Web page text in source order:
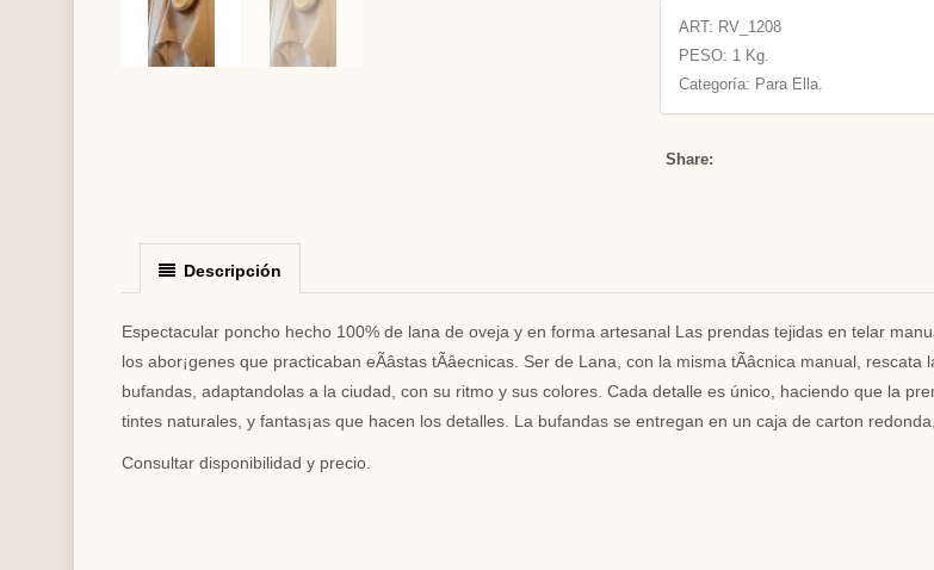
ART: RV_1208
PESO: 1 Kg.
Categoría: Para Ella.
Share:
Descripción
Espectacular poncho hecho 100% de lana de oveja y en forma artesanal Las prendas tejidas en telar
los abor¡genes que practicaban eÃâstas tÃâecnicas. Ser de Lana, con la misma tÃâcnica manual,
bufandas, adaptandolas a la ciudad, con su ritmo y sus colores. Cada detalle es único, haciendo que la
tintes naturales, y fantas¡as que hacen los detalles. La bufandas se entregan en un caja de carton
Consultar disponibilidad y precio.